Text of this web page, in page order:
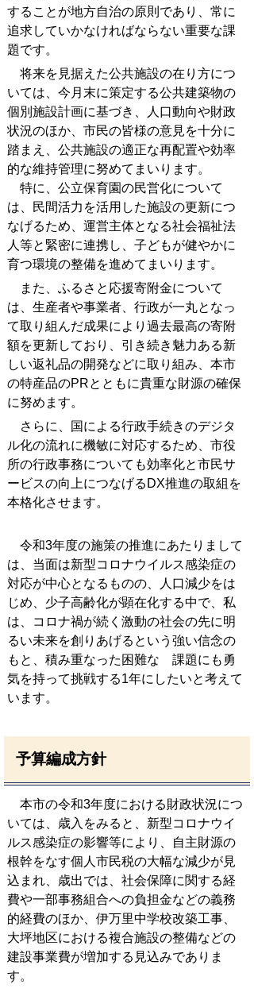
することが地方自治の原則であり、常に
追求していかなければならない重要な課
題です。
将来を見据えた公共施設の在り方につ
いては、今月末に策定する公共建築物の
個別施設計画に基づき、人口動向や財政
状況のほか、市民の皆様の意見を十分に
踏まえ、公共施設の適正な再配置や効率
的な維持管理に努めてまいります。
特に、公立保育園の民営化について
は、民間活力を活用した施設の更新につ
なげるため、運営主体となる社会福祉法
人等と緊密に連携し、子どもが健やかに
育つ環境の整備を進めてまいります。
また、ふるさと応援寄附金について
は、生産者や事業者、行政が一丸となっ
て取り組んだ成果により過去最高の寄附
額を更新しており、引き続き魅力ある新
しい返礼品の開発などに取り組み、本市
の特産品のPRとともに貴重な財源の確保
に努めます。
さらに、国による行政手続きのデジタ
ル化の流れに機敏に対応するため、市役
所の行政事務についても効率化と市民サ
ービスの向上につなげるDX推進の取組を
本格化させます。
令和3年度の施策の推進にあたりまして
は、当面は新型コロナウイルス感染症の
対応が中心となるものの、人口減少をは
じめ、少子高齢化が顕在化する中で、私
は、コロナ禍が続く激動の社会の先に明
るい未来を創りあげるという強い信念の
もと、積み重なった困難な 課題にも勇
気を持って挑戦する1年にしたいと考えて
います。
予算編成方針
本市の令和3年度における財政状況につ
いては、歳入をみると、新型コロナウイ
ルス感染症の影響等により、自主財源の
根幹をなす個人市民税の大幅な減少が見
込まれ、歳出では、社会保障に関する経
費や一部事務組合への負担金などの義務
的経費のほか、伊万里中学校改築工事、
大坪地区における複合施設の整備などの
建設事業費が増加する見込みでありま
す。